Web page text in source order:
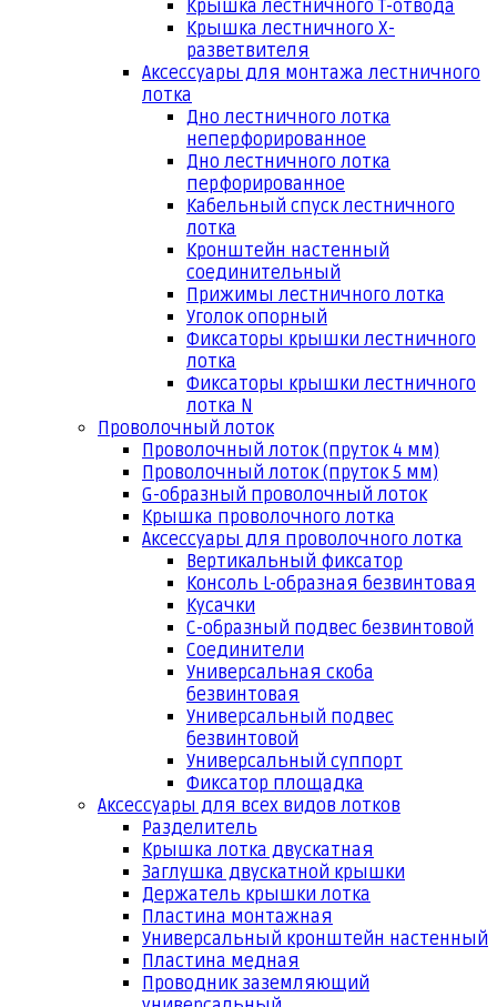
Крышка лестничного Т-отвода
Крышка лестничного Х-
разветвителя
Аксессуары для монтажа лестничного
лотка
Дно лестничного лотка
неперфорированное
Дно лестничного лотка
перфорированное
Кабельный спуск лестничного
лотка
Кронштейн настенный
соединительный
Прижимы лестничного лотка
Уголок опорный
Фиксаторы крышки лестничного
лотка
Фиксаторы крышки лестничного
лотка N
Проволочный лоток
Проволочный лоток (пруток 4 мм)
Проволочный лоток (пруток 5 мм)
G-образный проволочный лоток
Крышка проволочного лотка
Аксессуары для проволочного лотка
Вертикальный фиксатор
Консоль L-образная безвинтовая
Кусачки
С-образный подвес безвинтовой
Соединители
Универсальная скоба
безвинтовая
Универсальный подвес
безвинтовой
Универсальный суппорт
Фиксатор площадка
Аксессуары для всех видов лотков
Разделитель
Крышка лотка двускатная
Заглушка двускатной крышки
Держатель крышки лотка
Пластина монтажная
Универсальный кронштейн настенный
Пластина медная
Проводник заземляющий